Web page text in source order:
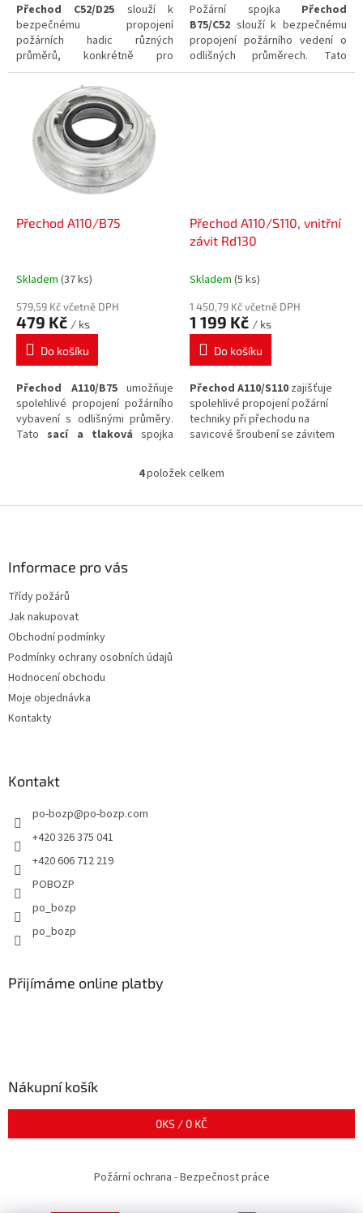
hvězdiček.
Přechod C52/D25 slouží k
bezpečnému propojení
požárních hadic různých
průměrů, konkrétně pro
přechod z rozměru C52 na D25.
Tato armatura je vyrobena z
odolnéslitiny hliníkua je
určena prosacíitlakové
použití.Přechod C52/D25
zajišťuje spolehlivou
kompatibilitu v rámci vašeho
požárního vybavení.
hvězdiček.
Požární spojka Přechod
B75/C52 slouží k bezpečnému
propojení požárního vedení o
odlišných průměrech. Tato
spojka je určena prosací i
Přechod A110/B75
Skladem (37 ks)
579,59 Kč včetně DPH
479 Kč / ks
Do košíku
Přechod A110/B75umožňuje
spolehlivé propojení požárního
vybavení s odlišnými průměry.
Tato sací a tlaková spojka
variantě A110/B75 zajistí rychlou
a bezpečnou manipulaci s
Přechod A110/S110, vnitřní
závit Rd130
Skladem (5 ks)
1 450,79 Kč včetně DPH
1 199 Kč / ks
Do košíku
Přechod A110/S110 zajišťuje
spolehlivé propojení požární
techniky při přechodu na
savicové šroubení se závitem
O
l
4položek celkem
Informace pro vás
Třídy požárů
Jak nakupovat
Obchodní podmínky
Podmínky ochrany osobních údajů
Hodnocení obchodu
Moje objednávka
Kontakty
Kontakt
po-bozp@po-bozp.com
+420 326 375 041
+420 606 712 219
POBOZP
po_bozp
po_bozp
Přijímáme online platby
Nákupní košík
0KS / 0 KČ
Požární ochrana - Bezpečnost práce